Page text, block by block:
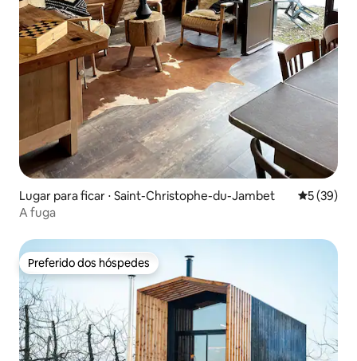
Lugar para ficar ⋅ Saint-Christophe-du-Jambet 5 de uma
5 (39)
A fuga
Preferido dos hóspedes
Preferido dos hóspedes